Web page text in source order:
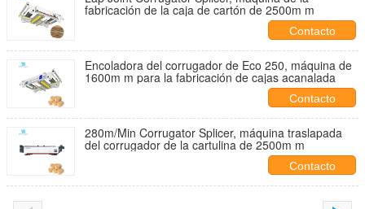
fabricación de la caja de cartón de 2500m m
Contacto
Encoladora del corrugador de Eco 250, máquina de
1600m m para la fabricación de cajas acanalada
Contacto
280m/Min Corrugator Splicer, máquina traslapada
del corrugador de la cartulina de 2500m m
Contacto